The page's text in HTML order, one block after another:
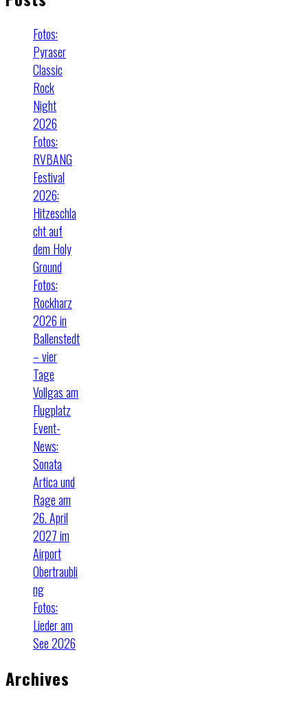
Fotos:
Pyraser
Classic
Rock
Night
2026
Fotos:
RVBANG
Festival
2026:
Hitzeschla
cht auf
dem Holy
Ground
Fotos:
Rockharz
2026 in
Ballenstedt
– vier
Tage
Vollgas am
Flugplatz
Event-
News:
Sonata
Artica und
Rage am
26. April
2027 im
Airport
Obertraubli
ng
Fotos:
Lieder am
See 2026
Archives